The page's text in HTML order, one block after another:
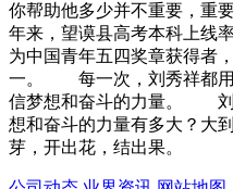
你帮助他多少并不重要，
年来，望谟县高考本科上线
为中国青年五四奖章获得者
一。 每一次，刘秀祥都用
信梦想和奋斗的力量。 刘
想和奋斗的力量有多大？大
芽，开出花，结出果。